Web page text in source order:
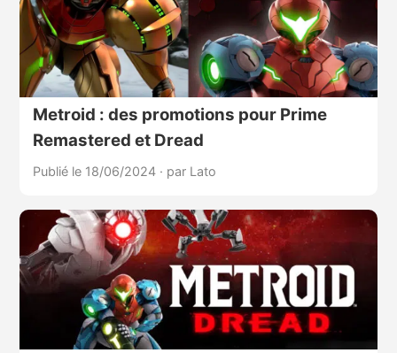
Metroid : des promotions pour Prime
Remastered et Dread
Publié le 18/06/2024 · par Lato